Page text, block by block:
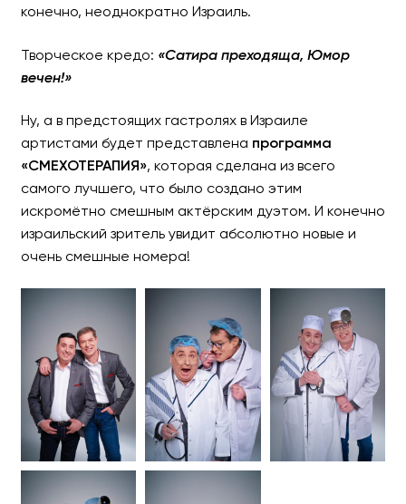
конечно, неоднократно Израиль.
Творческое кредо: «Сатира преходяща, Юмор
вечен!»
Ну, а в предстоящих гастролях в Израиле
артистами будет представлена программа
«СМЕХОТЕРАПИЯ», которая сделана из всего
самого лучшего, что было создано этим
искромётно смешным актёрским дуэтом. И конечно
израильский зритель увидит абсолютно новые и
очень смешные номера!